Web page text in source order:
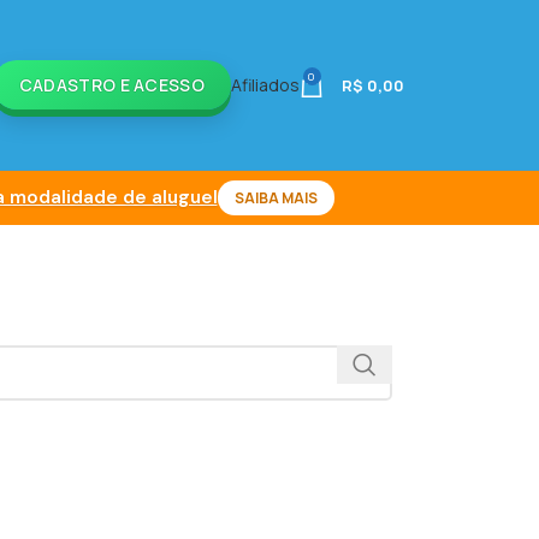
CADASTRO E ACESSO Afiliados 0 R$ 0,00
modalidade de aluguel SAIBA MAIS